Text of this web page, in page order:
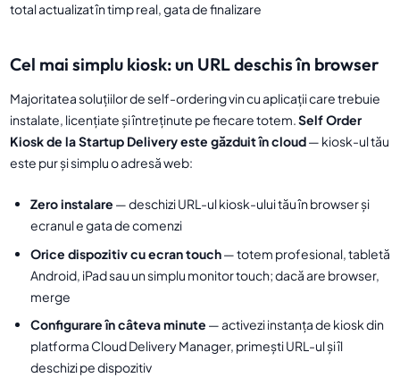
total actualizat în timp real, gata de finalizare
Cel mai simplu kiosk: un URL deschis în browser
Majoritatea soluțiilor de self-ordering vin cu aplicații care trebuie
instalate, licențiate și întreținute pe fiecare totem.Self Order
Kiosk de la Startup Delivery este găzduit în cloud— kiosk-ul tău
este pur și simplu o adresă web:
Zero instalare — deschizi URL-ul kiosk-ului tău în browser și
ecranul e gata de comenzi
Orice dispozitiv cu ecran touch— totem profesional, tabletă
Android, iPad sau un simplu monitor touch; dacă are browser,
merge
Configurare în câteva minute — activezi instanța de kiosk din
platforma Cloud Delivery Manager, primești URL-ul și îl
deschizi pe dispozitiv